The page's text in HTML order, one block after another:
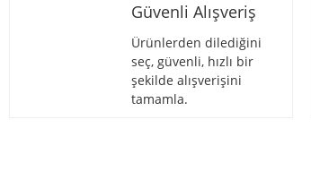
Güvenli Alışveriş
Ürünlerden dilediğini
seç, güvenli, hızlı bir
şekilde alışverişini
tamamla.